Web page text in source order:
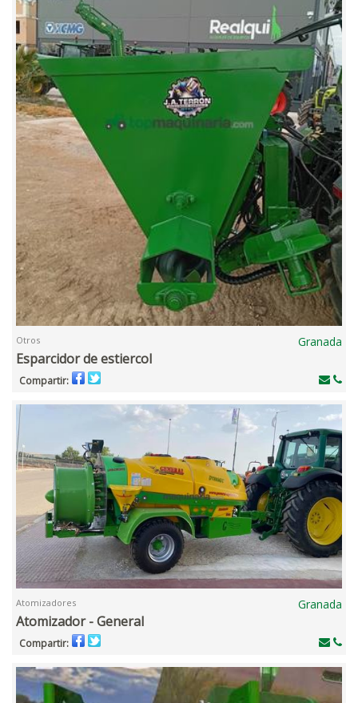
Otros Granada
Esparcidor de estiercol
Compartir:
Atomizadores Granada
Atomizador - General
Compartir: